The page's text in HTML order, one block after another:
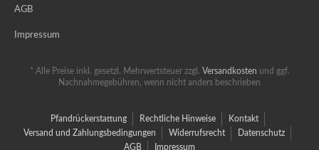
AGB
Impressum
* Alle Preise inkl. gesetzl. Mehrwertsteuer zzgl. Versandkosten und ggf.
Nachnahmegebühren, wenn nicht anders beschrieben
Pfandrückerstattung Rechtliche Hinweise
Kontakt
Versand und Zahlungsbedingungen
Widerrufsrecht
Datenschutz
AGB
Impressum